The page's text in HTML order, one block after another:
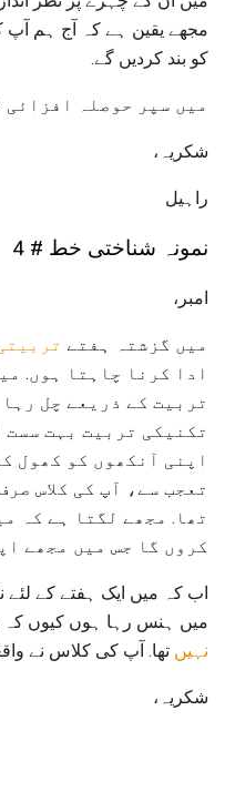
مجھے یقین ہے کہ آج ہم
کو بند کردیں گے.
میں سپر حوصلہ افزائی
شکریہ،
راہیل
نمونہ شناختی خط # 4
امبر،
میں گزشتہ ہفتے
ادا کرنا چاہتا ہوں.
تربیت کے ذریعے چل
تکنیکی تربیت بہت
اپنی آنکھوں کو کھول
تعجب سے، آپ کی کلاس
تھا. مجھے لگتا ہے کہ
کروں گا جس میں مجھے
اب کہ میں ایک ہفتے کے لئے
میں ہنس رہا ہوں کیوں کہ
نہیں تھا. آپ کی کلاس نے
شکریہ،